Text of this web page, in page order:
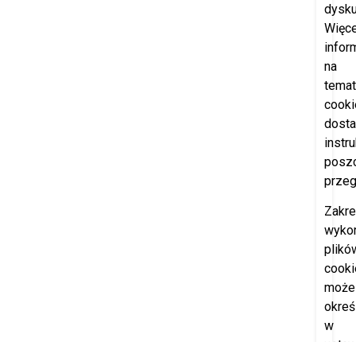
na
temat
w